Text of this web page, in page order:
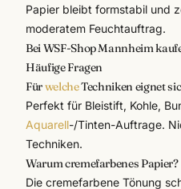
Papier bleibt formstabil und
moderatem Feuchtauftrag.
Bei WSF-Shop Mannheim
Häufige Fragen
FürwelcheTechniken eignet
Perfekt für Bleistift, Kohle,
Aquarell-/Tinten-Auftrage.
Techniken.
Warum cremefarbenes Papier?
Die cremefarbene Tönung